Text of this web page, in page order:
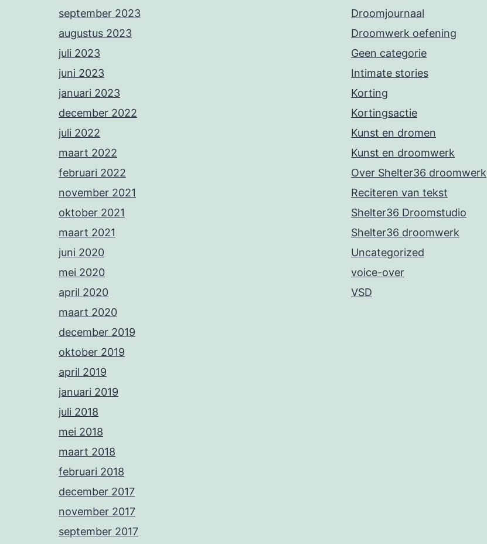
september 2023
augustus 2023
juli 2023
juni 2023
januari 2023
december 2022
juli 2022
maart 2022
februari 2022
november 2021
oktober 2021
maart 2021
juni 2020
mei 2020
april 2020
maart 2020
december 2019
oktober 2019
april 2019
januari 2019
juli 2018
mei 2018
maart 2018
februari 2018
december 2017
november 2017
september 2017
Droomjournaal
Droomwerk oefening
Geen categorie
Intimate stories
Korting
Kortingsactie
Kunst en dromen
Kunst en droomwerk
Over Shelter36 droomwerk
Reciteren van tekst
Shelter36 Droomstudio
Shelter36 droomwerk
Uncategorized
voice-over
VSD